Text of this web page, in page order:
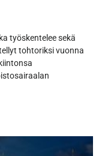
työskentelee sekä
tohtoriksi vuonna